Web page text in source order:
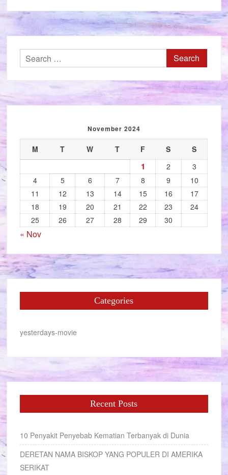
Search
for:
November 2024
M T W T F S S
1 2
3
4
5 6 7 8 9
10
11
12 13 14 15 16
17
18
19 20 21 22 23
24
25
26 27 28 29 30
« Nov
Categories
yesterdays-movie
Recent Posts
10 Penyakit Penyebab Kematian Terbanyak di Dunia
DERETAN NAMA BISKOP YANG POPULER DI AMERIKA
SERIKAT